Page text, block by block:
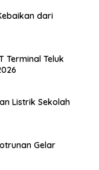
dari
Terminal Teluk
Listrik Sekolah
Gelar